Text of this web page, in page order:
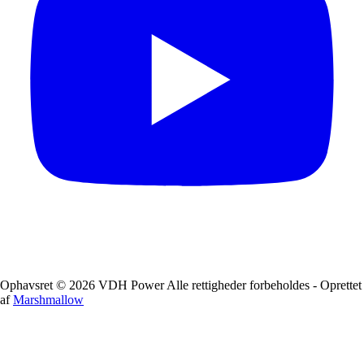
Ophavsret © 2026 VDH Power Alle rettigheder forbeholdes - Oprettet
afMarshmallow